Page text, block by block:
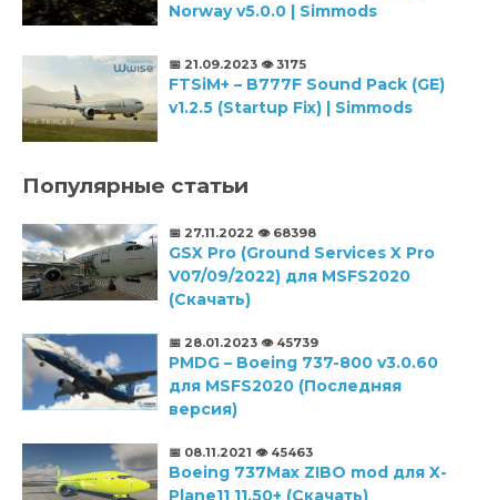
Norway v5.0.0 | Simmods
📅 21.09.2023 👁️ 3175
FTSiM+ – B777F Sound Pack (GE)
v1.2.5 (Startup Fix) | Simmods
Популярные статьи
📅 27.11.2022 👁️ 68398
GSX Pro (Ground Services X Pro
V07/09/2022) для MSFS2020
(Скачать)
📅 28.01.2023 👁️ 45739
PMDG – Boeing 737-800 v3.0.60
для MSFS2020 (Последняя
версия)
📅 08.11.2021 👁️ 45463
Boeing 737Max ZIBO mod для X-
Plane11 11.50+ (Скачать)